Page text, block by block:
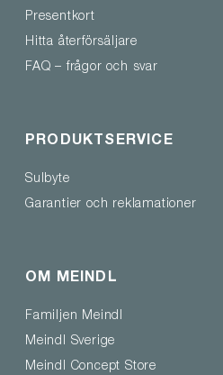
Presentkort
Hitta återförsäljare
FAQ – frågor och svar
PRODUKTSERVICE
Sulbyte
Garantier och reklamationer
OM MEINDL
Familjen Meindl
Meindl Sverige
Meindl Concept Store